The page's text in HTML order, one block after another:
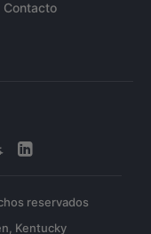
Contacto
reservados